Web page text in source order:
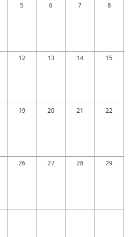
5 6 7 8
12 13 14 15
19 20 21 22
26 27 28 29